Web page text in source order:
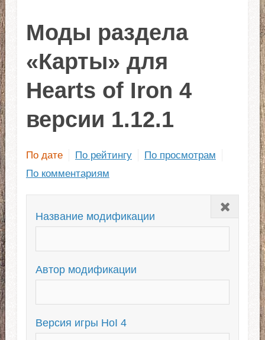
Моды раздела
«Карты» для
Hearts of Iron 4
версии 1.12.1
По дате По рейтингу
По просмотрам
По комментариям
Закрыть
Название модификации
Автор модификации
Версия игры HoI 4